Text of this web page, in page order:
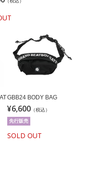
GBB24 BODY BAG
¥6,600 （税込）
先行販売
SOLD OUT